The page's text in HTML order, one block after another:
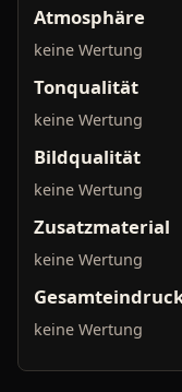
Atmosphäre
keine Wertung
Tonqualität
keine Wertung
Bildqualität
keine Wertung
Zusatzmaterial
keine Wertung
keine Wertung